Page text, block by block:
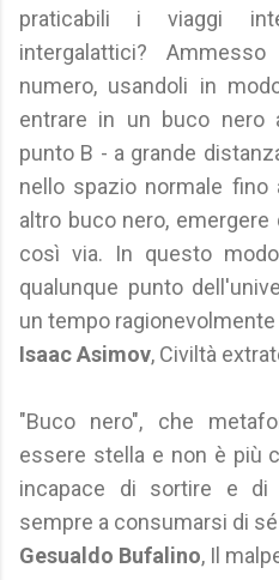
praticabili i viaggi
intergalattici?
numero, usandoli in
entrare in un buco nero
punto B - a grande
nello spazio normale fino
altro buco nero,
così via. In questo
qualunque punto
un tempo ragionevolmente
Isaac Asimov, Civiltà
"Buco nero", che
essere stella e non è più
incapace di sortire e di
sempre a consumarsi di
Gesualdo Bufalino, Il